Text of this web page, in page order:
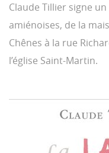
Claude Tillier signe
amiénoises, de la
Chênes à la rue
l’église Saint-